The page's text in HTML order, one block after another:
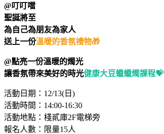
@叮叮噹
聖誕將至
為自己為朋友為家人
送上一份溫暖的香氛禮物🎁
@點亮一份溫暖的燭光
讓香氛帶來美好的時光健康大豆蠟蠟燭課程💝
活動日期：12/13(日)
活動時間：14:00-16:30
活動地點：棧貳庫2F電梯旁
報名人數：限量15人